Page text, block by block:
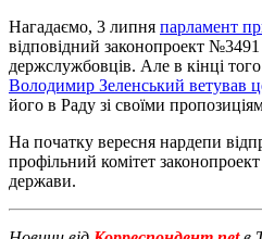
Нагадаємо, 3 липня парламент
відповідний законопроект
держслужбовців. Але в кінці
Володимир Зеленський ветував
його в Раду зі своїми
На початку вересня нардепи
профільний комітет
держави.